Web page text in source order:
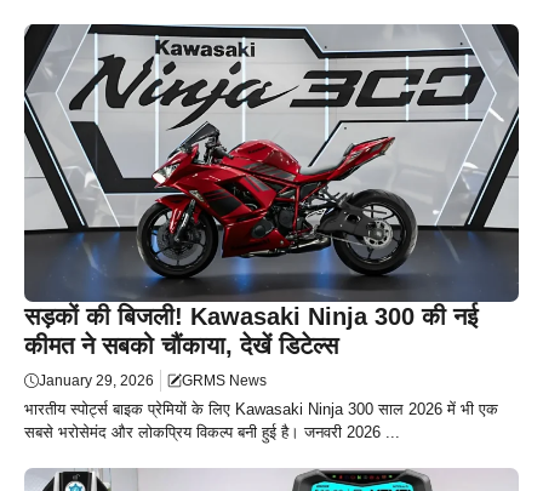
सड़कों की बिजली! Kawasaki Ninja 300 की नई
कीमत ने सबको चौंकाया, देखें डिटेल्स
January 29, 2026 GRMS News
भारतीय स्पोर्ट्स बाइक प्रेमियों के लिए Kawasaki Ninja 300 साल 2026 में भी एक
सबसे भरोसेमंद और लोकप्रिय विकल्प बनी हुई है। जनवरी 2026 ...